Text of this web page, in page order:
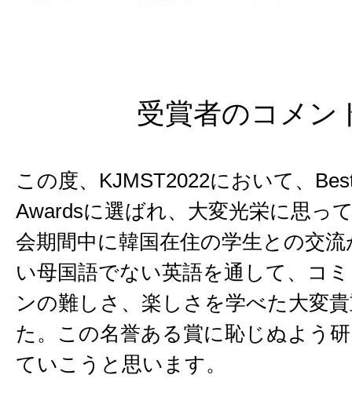
受賞者のコメン
この度、KJMST2022において、
Awardsに選ばれ、大変光栄に思っ
会期間中に韓国在住の学生との交
い母国語でない英語を通して、コ
ンの難しさ、楽しさを学べた大変
た。この名誉ある賞に恥じぬよう
ていこうと思います。